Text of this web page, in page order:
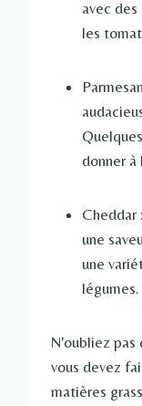
avec
les
donner
Cheddar
une
une
légumes.
N'oubliez pas
vous devez
matières